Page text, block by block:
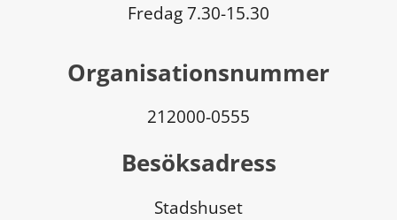
Fredag 7.30-15.30
Organisationsnummer
212000-0555
Besöksadress
Stadshuset